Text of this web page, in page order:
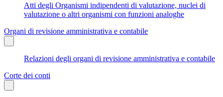
Atti degli Organismi indipendenti di valutazione, nuclei di
valutazione o altri organismi con funzioni analoghe
Organi di revisione amministrativa e contabile
Relazioni degli organi di revisione amministrativa e contabile
Corte dei conti